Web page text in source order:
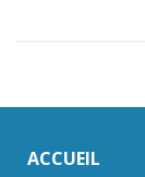
ACCUEIL